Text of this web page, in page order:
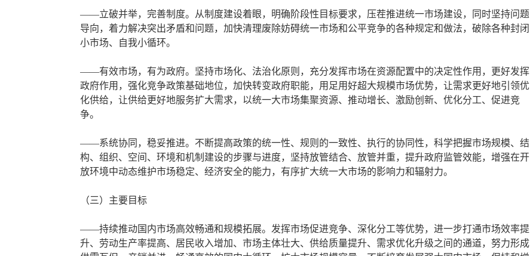
——立破并举，完善制度。从制度建设着眼，明确阶段性目标要求，压茬推进统一市场建设，同时坚持问题
导向，着力解决突出矛盾和问题，加快清理废除妨碍统一市场和公平竞争的各种规定和做法，破除各种封闭
小市场、自我小循环。
——有效市场，有为政府。坚持市场化、法治化原则，充分发挥市场在资源配置中的决定性作用，更好发挥
政府作用，强化竞争政策基础地位，加快转变政府职能，用足用好超大规模市场优势，让需求更好地引领优
化供给，让供给更好地服务扩大需求，以统一大市场集聚资源、推动增长、激励创新、优化分工、促进竞
争。
——系统协同，稳妥推进。不断提高政策的统一性、规则的一致性、执行的协同性，科学把握市场规模、结
构、组织、空间、环境和机制建设的步骤与进度，坚持放管结合、放管并重，提升政府监管效能，增强在开
放环境中动态维护市场稳定、经济安全的能力，有序扩大统一大市场的影响力和辐射力。
（三）主要目标
——持续推动国内市场高效畅通和规模拓展。发挥市场促进竞争、深化分工等优势，进一步打通市场效率提
升、劳动生产率提高、居民收入增加、市场主体壮大、供给质量提升、需求优化升级之间的通道，努力形成